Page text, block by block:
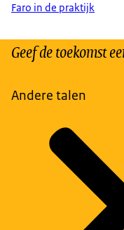
Faro in de praktijk
Geef de toekomst
Andere talen